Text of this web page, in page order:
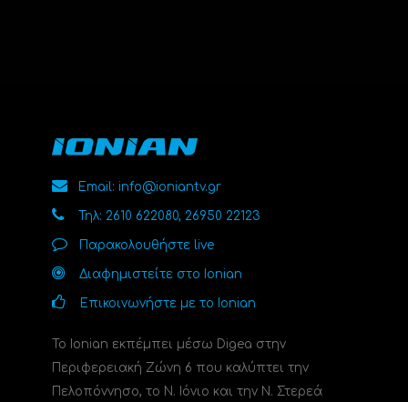
Email: info@ioniantv.gr
Τηλ: 2610 622080, 26950 22123
Παρακολουθήστε live
Διαφημιστείτε στο Ionian
Επικοινωνήστε με το Ionian
Το Ionian εκπέμπει μέσω Digea στην
Περιφερειακή Ζώνη 6 που καλύπτει την
Πελοπόννησο, το N. Ιόνιο και την Ν. Στερεά